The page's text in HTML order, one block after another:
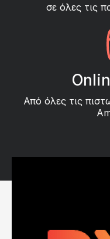
σε όλες τις
Από όλες τις